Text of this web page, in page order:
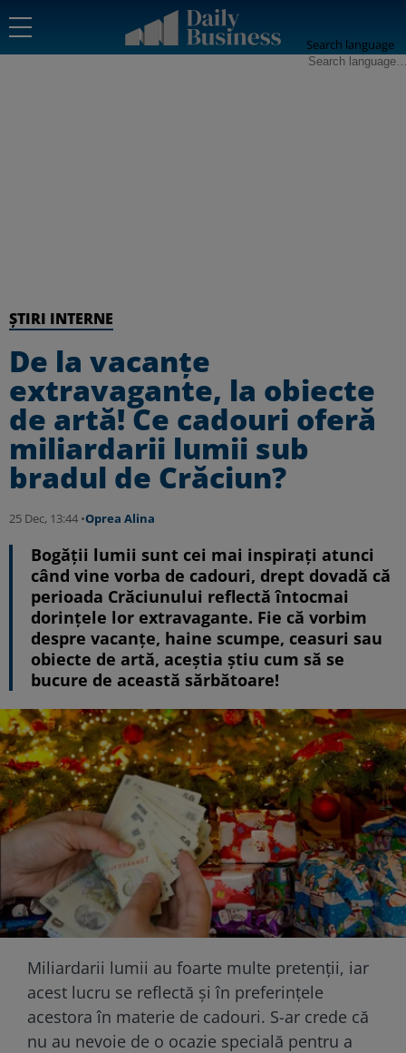
Search language
ȘTIRI INTERNE
De la vacanțe
extravagante, la obiecte
de artă! Ce cadouri oferă
miliardarii lumii sub
bradul de Crăciun?
25 Dec, 13:44 •Oprea Alina
Bogății lumii sunt cei mai inspirați atunci
când vine vorba de cadouri, drept dovadă că
perioada Crăciunului reflectă întocmai
dorințele lor extravagante. Fie că vorbim
despre vacanțe, haine scumpe, ceasuri sau
obiecte de artă, aceștia știu cum să se
bucure de această sărbătoare!
Miliardarii lumii au foarte multe pretenții, iar
acest lucru se reflectă și în preferințele
acestora în materie de cadouri. S-ar crede că
nu au nevoie de o ocazie specială pentru a